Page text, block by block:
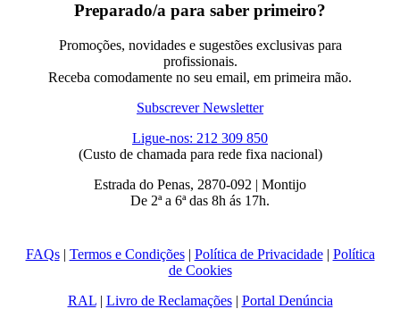
Preparado/a para saber primeiro?
Promoções, novidades e sugestões exclusivas para
profissionais.
Receba comodamente no seu email, em primeira mão.
Subscrever Newsletter
Ligue-nos: 212 309 850
(Custo de chamada para rede fixa nacional)
Estrada do Penas, 2870-092 | Montijo
De 2ª a 6ª das 8h ás 17h.
FAQs| Termos e Condições| Política de Privacidade| Política
de Cookies
RAL| Livro de Reclamações| Portal Denúncia